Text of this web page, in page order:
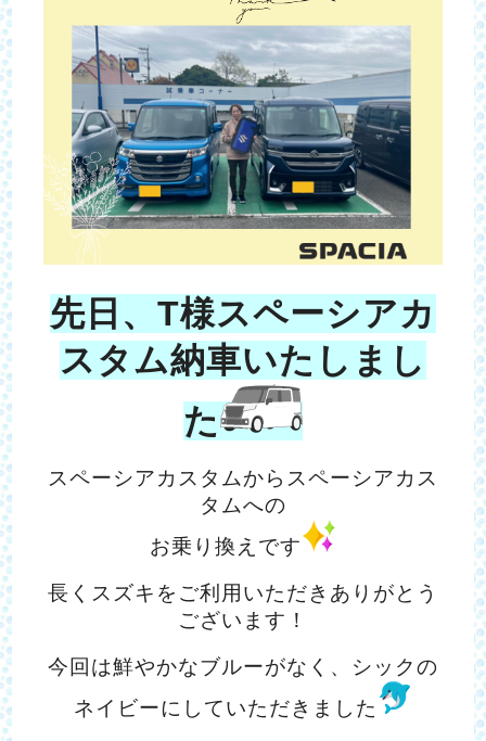
先日、T様スペーシアカ
スタム納車いたしまし
た
スペーシアカスタムからスペーシアカス
タムへの
お乗り換えです
長くスズキをご利用いただきありがとう
ございます！
今回は鮮やかなブルーがなく、シックの
ネイビーにしていただきました